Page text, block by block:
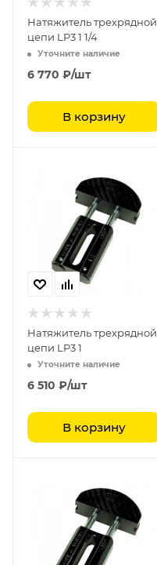
Натяжитель трехрядной
цепи LP3 1 1/4
Уточните наличие
6 770 ₽/шт
В корзину
Натяжитель трехрядной
цепи LP3 1
Уточните наличие
6 510 ₽/шт
В корзину